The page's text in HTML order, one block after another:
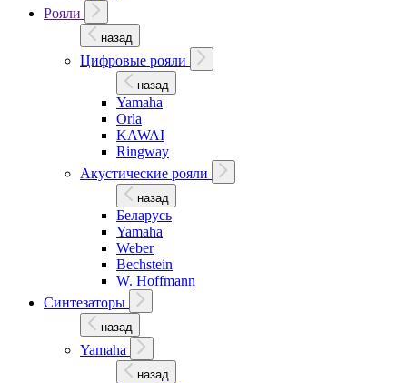
Рояли
назад
Цифровые рояли
назад
Yamaha
Orla
KAWAI
Ringway
Акустические рояли
назад
Беларусь
Yamaha
Weber
Bechstein
W. Hoffmann
Синтезаторы
назад
Yamaha
назад